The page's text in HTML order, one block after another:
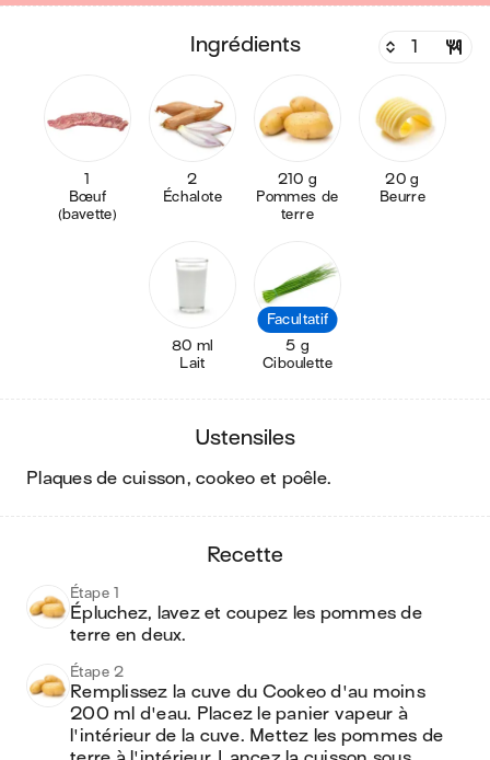
ingrédients
1
Bœuf
(bavette)
2
Échalote
210 g
Pommes de
terre
20 g
Beurre
80 ml
Lait
Facultatif
5 g
Ciboulette
ustensiles
plaques de cuisson, cookeo et poêle.
recette
Étape 1
Épluchez, lavez et coupez les pommes de
terre en deux.
Étape 2
Remplissez la cuve du Cookeo d'au moins
200 ml d'eau. Placez le panier vapeur à
l'intérieur de la cuve. Mettez les pommes de